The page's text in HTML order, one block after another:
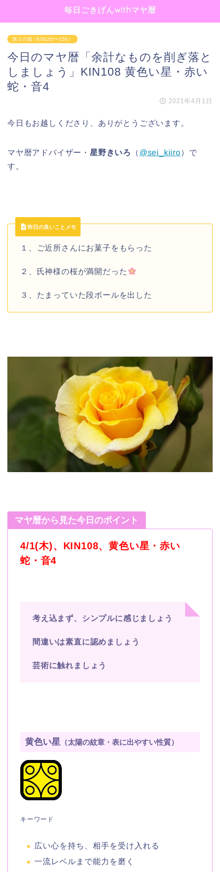
毎日ごきげんwithマヤ暦
第３の城（KIN105〜156）
今日のマヤ暦「余計なものを削ぎ落と
しましょう」KIN108 黄色い星・赤い
蛇・音4
2021年4月1日
今日もお越しくださり、ありがとうございます。
マヤ暦アドバイザー・ 星野きいろ （ @sei_kiiro）で
す。
昨日の良いことメモ
１、ご近所さんにお菓子をもらった
２、氏神様の桜が満開だった
３、たまっていた段ボールを出した
マヤ暦から見た今日のポイント
4/1(木)、KIN108、黄色い星・赤い
蛇・音4
考え込まず、シンプルに感じましょう
間違いは素直に認めましょう
芸術に触れましょう
黄色い星 （太陽の紋章・表に出やすい性質）
キーワード
広い心を持ち、相手を受け入れる
一流レベルまで能力を磨く